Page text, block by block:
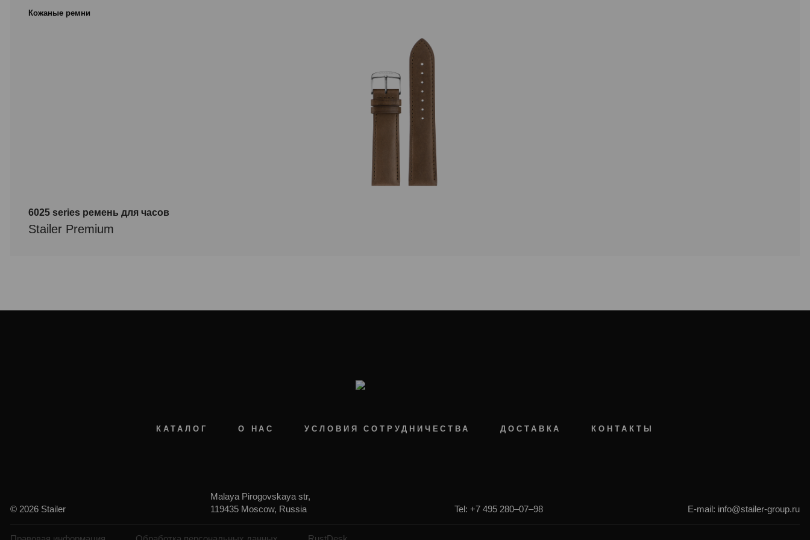
Кожаные ремни
6025 series ремень для часов
Stailer Premium
КАТАЛОГ О НАС УСЛОВИЯ СОТРУДНИЧЕСТВА ДОСТАВКА КОНТАКТЫ
© 2026 Stailer
Malaya Pirogovskaya str,
119435 Moscow, Russia
Tel: +7 495 280–07–98 E-mail: info@stailer-group.ru